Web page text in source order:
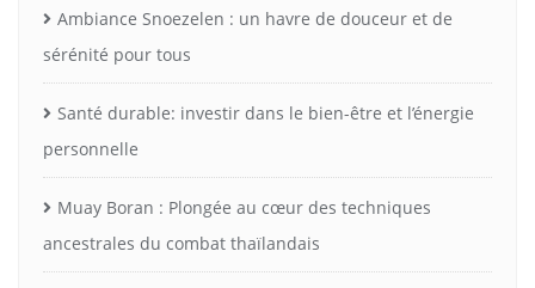
Ambiance Snoezelen : un havre de douceur et de
sérénité pour tous
Santé durable: investir dans le bien-être et l’énergie
personnelle
Muay Boran : Plongée au cœur des techniques
ancestrales du combat thaïlandais